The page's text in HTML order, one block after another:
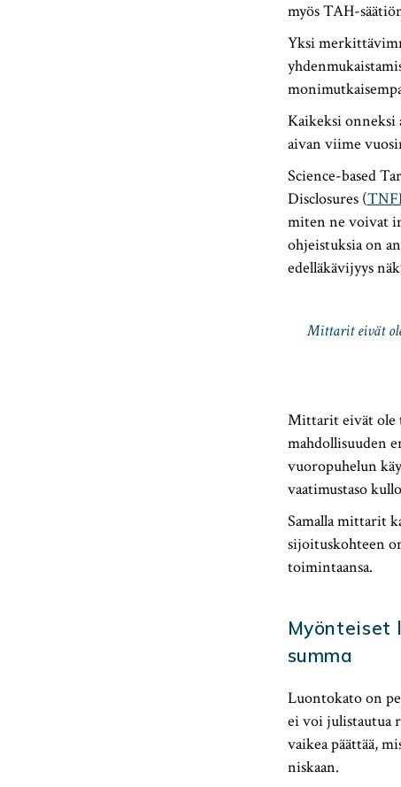
myös TAH-
Yksi
Kaikeksi onneksi
aivan viime
Science-based
Disclosures (
miten ne voivat
ohjeistuksia on
edelläkävijyys
Mittarit eivät
Mittarit eivät ole
mahdollisuuden
vuoropuhelun
vaatimustaso
Samalla mittarit
sijoituskohteen
toimintaansa.
Myönteiset
summa
Luontokato on
ei voi julistautua
vaikea päättää,
niskaan.